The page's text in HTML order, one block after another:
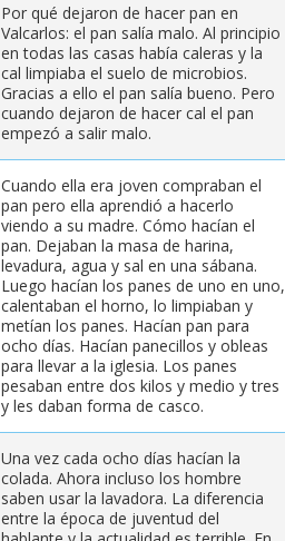
Por qué dejaron de hacer pan en
Valcarlos: el pan salía malo. Al principio
en todas las casas había caleras y la
cal limpiaba el suelo de microbios.
Gracias a ello el pan salía bueno. Pero
cuando dejaron de hacer cal el pan
empezó a salir malo.
Cuando ella era joven compraban el
pan pero ella aprendió a hacerlo
viendo a su madre. Cómo hacían el
pan. Dejaban la masa de harina,
levadura, agua y sal en una sábana.
Luego hacían los panes de uno en uno,
calentaban el horno, lo limpiaban y
metían los panes. Hacían pan para
ocho días. Hacían panecillos y obleas
para llevar a la iglesia. Los panes
pesaban entre dos kilos y medio y tres
y les daban forma de casco.
Una vez cada ocho días hacían la
colada. Ahora incluso los hombre
saben usar la lavadora. La diferencia
entre la época de juventud del